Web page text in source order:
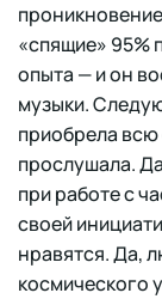
«спящие» 95%
опыта — и он
музыки.
приобрела
прослушала.
при работе с
своей
нравятся. Да,
космического